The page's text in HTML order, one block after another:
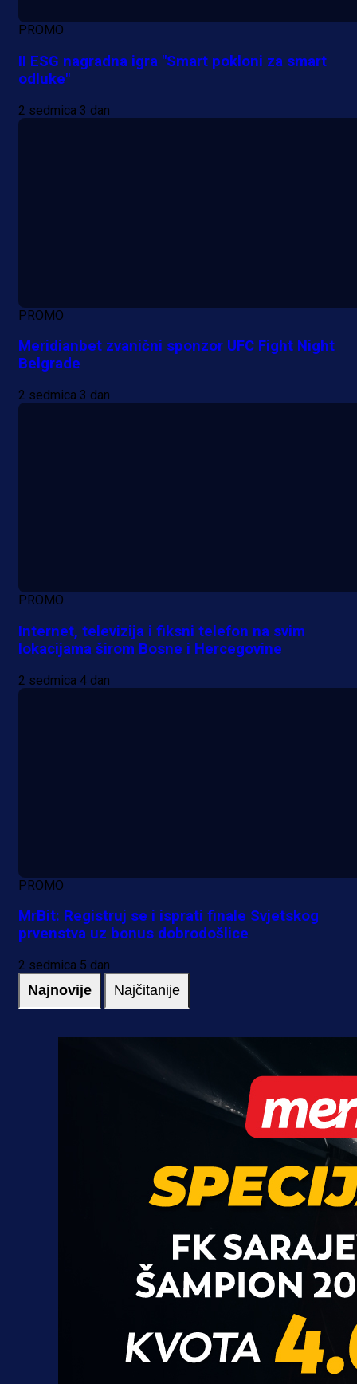
PROMO
II ESG nagradna igra "Smart pokloni za smart
odluke"
2 sedmica 3 dan
PROMO
Meridianbet zvanični sponzor UFC Fight Night
Belgrade
2 sedmica 3 dan
PROMO
Internet, televizija i fiksni telefon na svim
lokacijama širom Bosne i Hercegovine
2 sedmica 4 dan
PROMO
MrBit: Registruj se i isprati finale Svjetskog
prvenstva uz bonus dobrodošlice
2 sedmica 5 dan
Najnovije Najčitanije